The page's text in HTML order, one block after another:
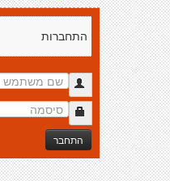
התחברות
התחבר